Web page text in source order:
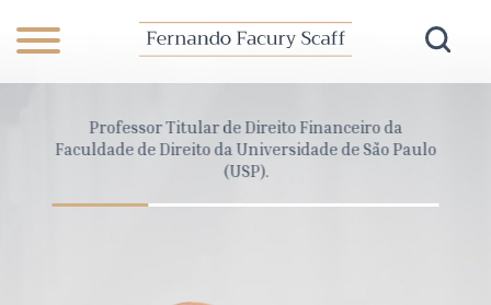
Professor Titular de Direito Financeiro da
Faculdade de Direito da Universidade de São Paulo
(USP).